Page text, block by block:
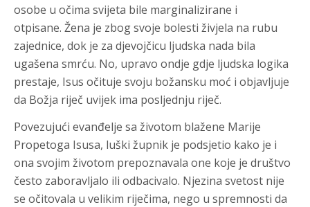
osobe u očima svijeta bile marginalizirane i
otpisane. Žena je zbog svoje bolesti živjela na rubu
zajednice, dok je za djevojčicu ljudska nada bila
ugašena smrću. No, upravo ondje gdje ljudska logika
prestaje, Isus očituje svoju božansku moć i objavljuje
da Božja riječ uvijek ima posljednju riječ.
Povezujući evanđelje sa životom blažene Marije
Propetoga Isusa, luški župnik je podsjetio kako je i
ona svojim životom prepoznavala one koje je društvo
često zaboravljalo ili odbacivalo. Njezina svetost nije
se očitovala u velikim riječima, nego u spremnosti da